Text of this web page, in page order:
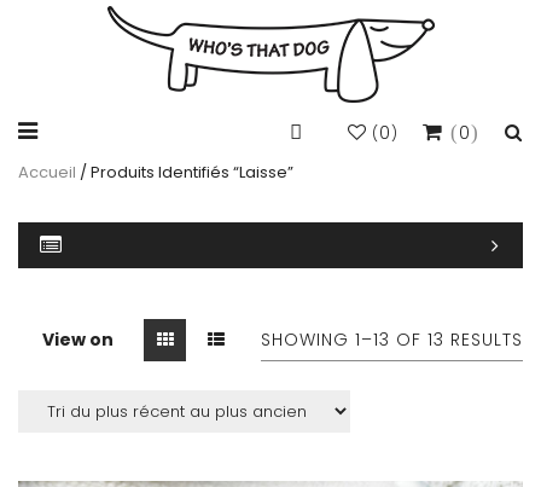
0
(0)
Accueil / Produits Identifiés “laisse”
View on SHOWING 1–13 OF 13 RESULTS